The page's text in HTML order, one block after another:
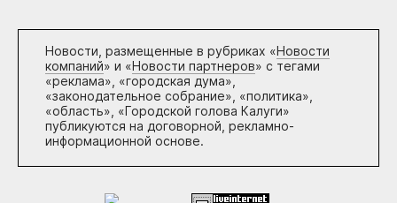
Новости, размещенные в рубриках «Новости
компаний» и «Новости партнеров» с тегами
«реклама», «городская дума»,
«законодательное собрание», «политика»,
«область», «Городской голова Калуги»
публикуются на договорной, рекламно-
информационной основе.